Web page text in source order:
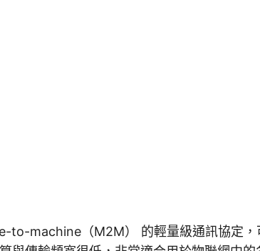
to-machine（M2M） 的輕量級通訊協定，